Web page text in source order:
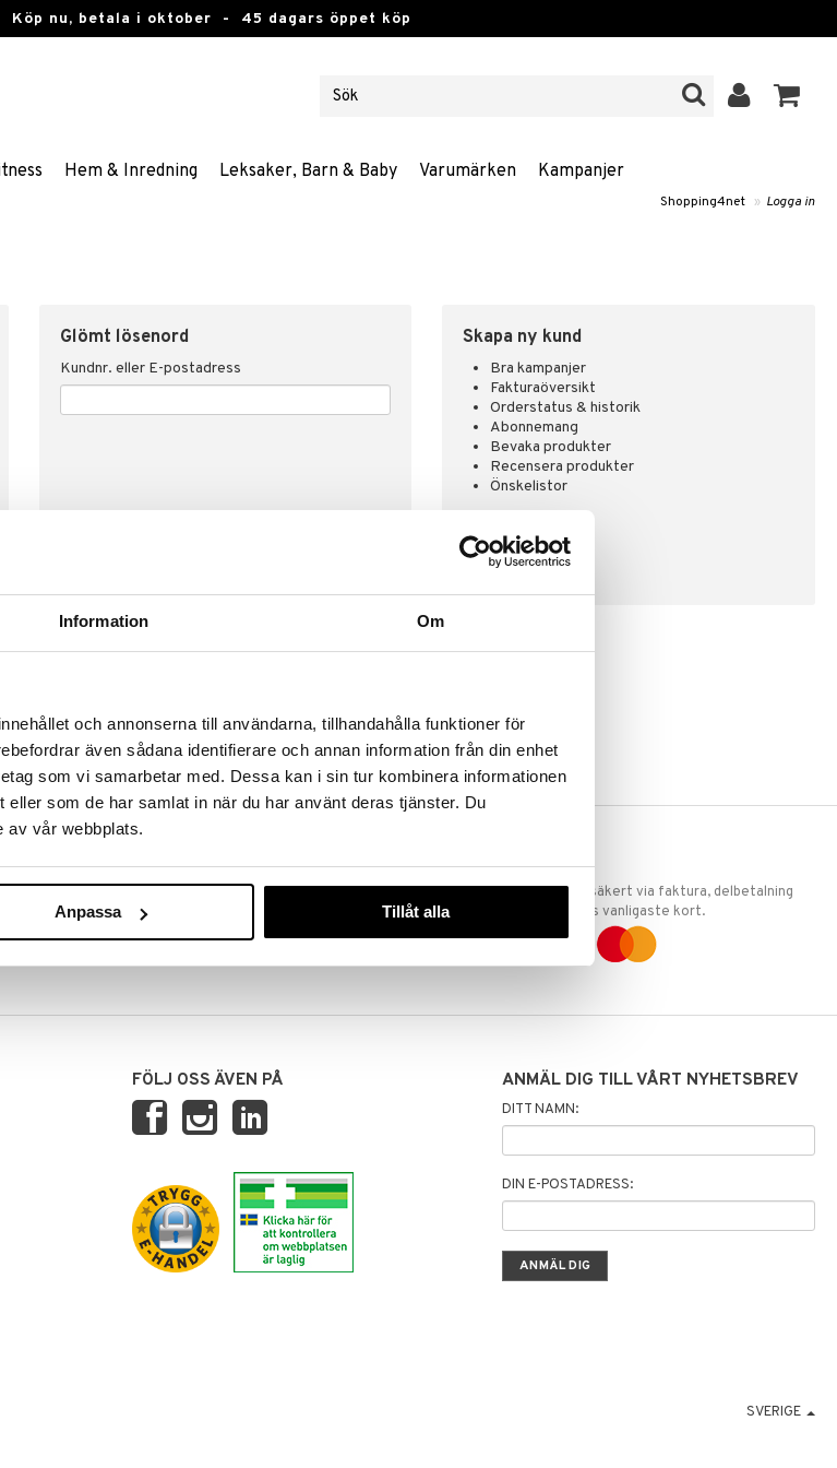
Information Om
och annonserna till användarna, tillhandahålla funktioner för
även sådana identifierare och annan information från din enhet
som vi samarbetar med. Dessa kan i sin tur kombinera informationen
som de har samlat in när du har använt deras tjänster. Du
av vår webbplats.
Anpassa Tillåt alla
Köp nu, betala i oktober - 45 dagars öppet köp
Hem & Inredning Leksaker, Barn & Baby Varumärken Kampanjer
Shopping4net » Logga in
Glömt lösenord
Kundnr. eller E-postadress
Skapa ny kund
Bra kampanjer
Fakturaöversikt
Orderstatus & historik
Abonnemang
Bevaka produkter
Recensera produkter
Önskelistor
SKAPA KUND
i lager)
GODKÄND AV LÄKEMEDELSVERKET
EU-logotypen är symbolen som visar att vi är
godkända av Läkemedelsverket gällande
TRYGGA KÖP
Handla tryggt & säkert via faktura, delbetalning
eller marknadens vanligaste kort.
FÖLJ OSS ÄVEN PÅ ANMÄL DIG TILL VÅRT NYHETSBREV
DITT NAMN:
DIN E-POSTADRESS:
SVERIGE